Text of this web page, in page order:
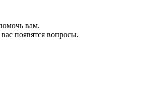
вам.
появятся вопросы.